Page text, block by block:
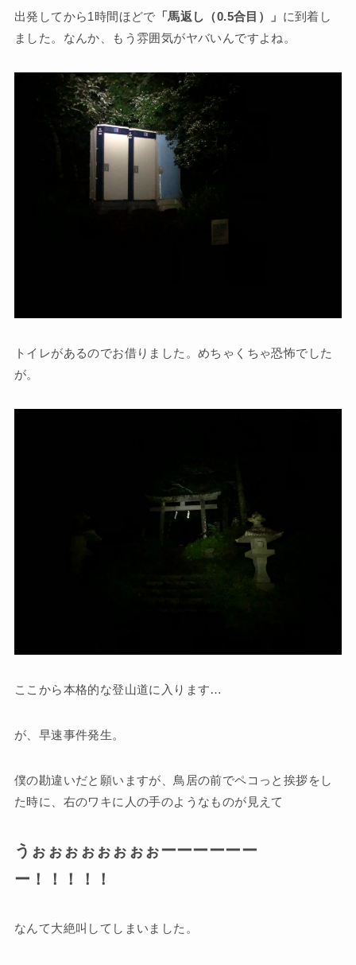
出発してから1時間ほどで 「馬返し（0.5合目）」 に到着し
ました。なんか、もう雰囲気がヤバいんですよね。
トイレがあるのでお借りました。めちゃくちゃ恐怖でした
が。
ここから本格的な登山道に入ります…
が、早速事件発生。
僕の勘違いだと願いますが、鳥居の前でペコっと挨拶をし
た時に、右のワキに人の手のようなものが見えて
うぉぉぉぉぉぉぉぉーーーーーー
ー！！！！！
なんて大絶叫してしまいました。